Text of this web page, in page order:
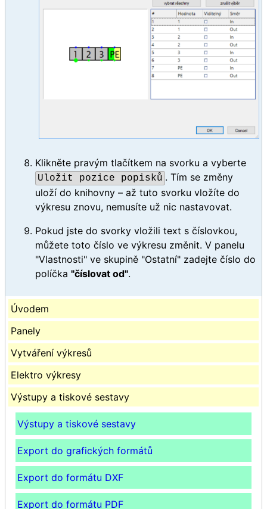
Klikněte pravým tlačítkem na svorku a vyberte
Uložit pozice popisků . Tím se změny
uloží do knihovny – až tuto svorku vložíte do
výkresu znovu, nemusíte už nic nastavovat.
Pokud jste do svorky vložili text s číslovkou,
můžete toto číslo ve výkresu změnit. V panelu
"Vlastnosti" ve skupině "Ostatní" zadejte číslo do
políčka "číslovat od".
Úvodem
Panely
Vytváření výkresů
Elektro výkresy
Výstupy a tiskové sestavy
Výstupy a tiskové sestavy
Export do grafických formátů
Export do formátu DXF
Export do formátu PDF